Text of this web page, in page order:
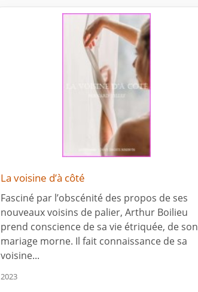
La voisine d’à côté
Fasciné par l’obscénité des propos de ses
nouveaux voisins de palier, Arthur Boilieu
prend conscience de sa vie étriquée, de son
mariage morne. Il fait connaissance de sa
voisine...
2023